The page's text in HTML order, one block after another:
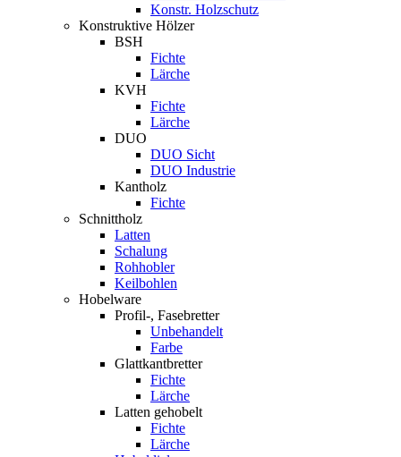
Konstr. Holzschutz
Konstruktive Hölzer
BSH
Fichte
Lärche
KVH
Fichte
Lärche
DUO
DUO Sicht
DUO Industrie
Kantholz
Fichte
Schnittholz
Latten
Schalung
Rohhobler
Keilbohlen
Hobelware
Profil-, Fasebretter
Unbehandelt
Farbe
Glattkantbretter
Fichte
Lärche
Latten gehobelt
Fichte
Lärche